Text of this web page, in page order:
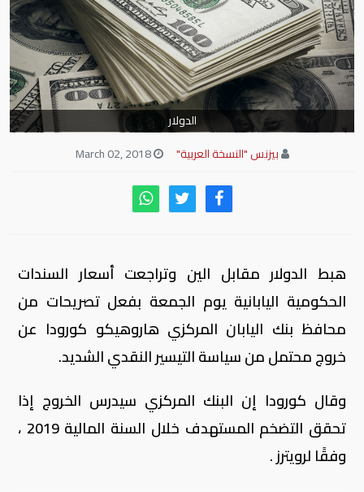
الدولار
بيزنس "النسخة العربية"
March 02, 2018
هبط الدولار مقابل الين وتراجعت أسعار السندات
الحكومية اليابانية يوم الجمعة بفعل تصريحات من
محافظ بنك اليابان المركزي هاروهيكو كورودا عن
خروج محتمل من سياسة التيسير النقدي الشديد.
وقال كورودا إن البنك المركزي سيدرس الخروج إذا
تحقق التضخم المستهدف خلال السنة المالية 2019 ،
وفقًا لرويترز .